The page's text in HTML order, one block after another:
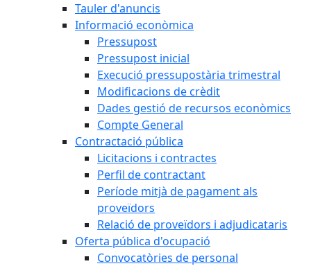
Tauler d'anuncis
Informació econòmica
Pressupost
Pressupost inicial
Execució pressupostària trimestral
Modificacions de crèdit
Dades gestió de recursos econòmics
Compte General
Contractació pública
Licitacions i contractes
Perfil de contractant
Període mitjà de pagament als
proveïdors
Relació de proveïdors i adjudicataris
Oferta pública d'ocupació
Convocatòries de personal